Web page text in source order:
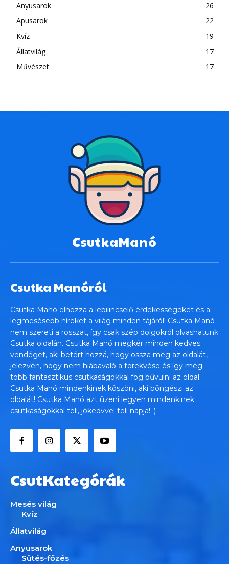
Anyusarok
26
Apusarok
22
Kvíz
19
Állatvilág
17
Művészet
17
CsutkaManó
Csutka Manóról
Csutka Manó elhozza a lebilincselő érdekességeket és a
legmesésebb híreket a világ minden tájáról! Csutka Manó
nem szereti a rosszat, így csak szép dolgokról olvashatunk
Csutka oldalán. Csutka Manó megkér minden kedves
vendéget, aki betért hozzá, hogy ossza meg az oldalát,
jelezvén, hogy nem hiábavaló a törekvése és így még
több fantasztikus csutkaságokkal fog bűvülni az oldal.
Csutka Manó mindenkinek köszöni, aki böngészi az
oldalát! Csutka Manó azt üzeni legyen mindenkinek
csutkaságokkal teli, jókedvvel teli napja! :)
CsutKategórák
Mesés világ
Kvíz
Állatvilág
Anyusarok
Sütés-főzés